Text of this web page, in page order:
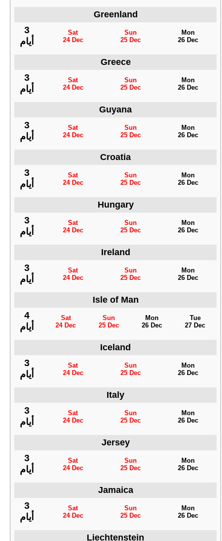
Greenland
3
أيام
Sat
24 Dec
Sun
25 Dec
Mon
26 Dec
Greece
3
أيام
Sat
24 Dec
Sun
25 Dec
Mon
26 Dec
Guyana
3
أيام
Sat
24 Dec
Sun
25 Dec
Mon
26 Dec
Croatia
3
أيام
Sat
24 Dec
Sun
25 Dec
Mon
26 Dec
Hungary
3
أيام
Sat
24 Dec
Sun
25 Dec
Mon
26 Dec
Ireland
3
أيام
Sat
24 Dec
Sun
25 Dec
Mon
26 Dec
Isle of Man
4
أيام
Sat
24 Dec
Sun
25 Dec
Mon
26 Dec
Tue
27 Dec
Iceland
3
أيام
Sat
24 Dec
Sun
25 Dec
Mon
26 Dec
Italy
3
أيام
Sat
24 Dec
Sun
25 Dec
Mon
26 Dec
Jersey
3
أيام
Sat
24 Dec
Sun
25 Dec
Mon
26 Dec
Jamaica
3
أيام
Sat
24 Dec
Sun
25 Dec
Mon
26 Dec
Liechtenstein